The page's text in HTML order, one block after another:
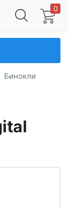
0
Бинокли